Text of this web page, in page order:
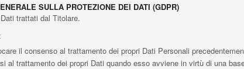
SULLA PROTEZIONE DEI DATI (GDPR)
trattati dal Titolare.
il consenso al trattamento dei propri Dati Personali
al trattamento dei propri Dati quando esso avviene in virtù di una